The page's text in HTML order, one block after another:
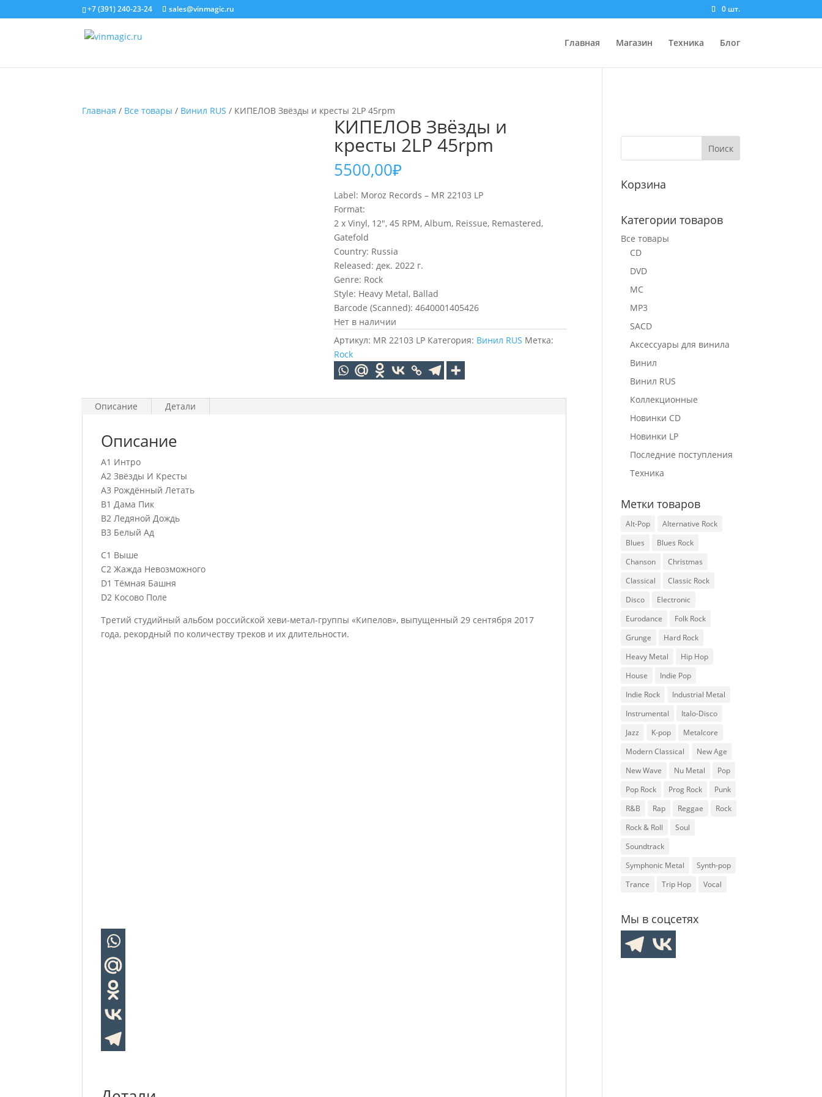
+7 (391) 240-23-24 sales@vinmagic.ru 0 шт.
Главная Магазин Техника Блог
Главная / Все товары / Винил RUS / КИПЕЛОВ Звёзды и кресты 2LP 45rpm
КИПЕЛОВ Звёзды и
кресты 2LP 45rpm
5500,00₽
Label: Moroz Records – MR 22103 LP
Format:
2 x Vinyl, 12″, 45 RPM, Album, Reissue, Remastered,
Gatefold
Country: Russia
Released: дек. 2022 г.
Genre: Rock
Style: Heavy Metal, Ballad
Barcode (Scanned): 4640001405426
Нет в наличии
Артикул: MR 22103 LP Категория: Винил RUS Метка:
Rock
Описание Детали
Описание
A1 Интро
A2 Звёзды И Кресты
A3 Рождённый Летать
B1 Дама Пик
B2 Ледяной Дождь
B3 Белый Ад
C1 Выше
C2 Жажда Невозможного
D1 Тёмная Башня
D2 Косово Поле
Третий студийный альбом российской хеви-метал-группы «Кипелов», выпущенный 29 сентября 2017
года, рекордный по количеству треков и их длительности.
Корзина
Категории товаров
Все товары
CD
DVD
MC
MP3
SACD
Аксессуары для винила
Винил
Винил RUS
Коллекционные
Новинки CD
Новинки LP
Последние поступления
Техника
Метки товаров
Alt-Pop
Alternative Rock
Blues
Blues Rock
Chanson
Christmas
Classical
Classic Rock
Disco
Electronic
Eurodance
Folk Rock
Grunge
Hard Rock
Heavy Metal
Hip Hop
House
Indie Pop
Indie Rock
Industrial Metal
Instrumental
Italo-Disco
Jazz
K-pop
Metalcore
Modern Classical
New Age
New Wave
Nu Metal
Pop
Pop Rock
Prog Rock
Punk
R&B
Rap Reggae
Rock
Rock & Roll
Soul
Soundtrack
Symphonic Metal
Synth-pop
Trance
Trip Hop Vocal
Мы в соцсетях